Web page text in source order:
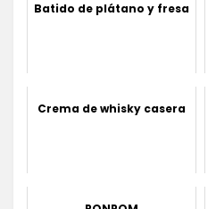
Batido de plátano y fresa
Crema de whisky casera